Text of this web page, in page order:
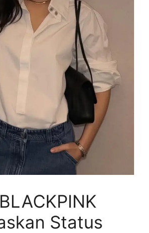
Status